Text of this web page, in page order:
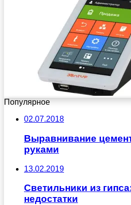
Популярное
02.07.2018
Выравнивание
руками
13.02.2019
Светильники из
недостатки